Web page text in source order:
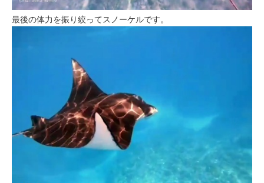
最後の体力を振り絞ってスノーケルです。